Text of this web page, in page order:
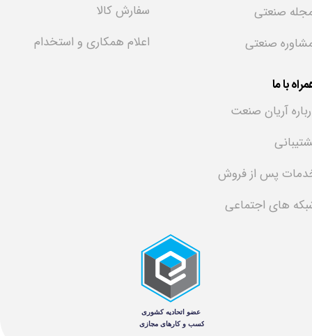
با ما
صنعتی
صنعتی
سفارش کالا
اعلام همکاری و استخدام
آریان صنعت
پس از فروش
های اجتماعی